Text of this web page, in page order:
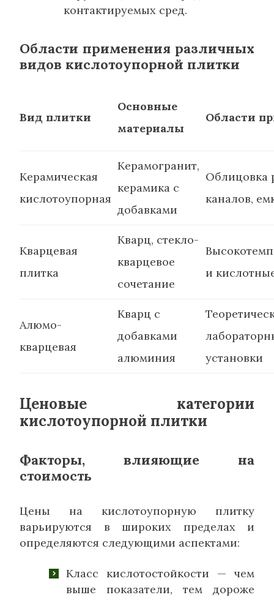
контактируемых сред.
Области применения различных
видов кислотоупорной плитки
Вид плитки
Основные
материалы
Области
Керамическая
кислотоупорная
Керамогранит,
керамика с
добавками
Облицовка
каналов,
Кварцевая
плитка
Кварц, стекло-
кварцевое
сочетание
и
Алюмо-
кварцевая
Кварц с
добавками
алюминия
установки
Ценовые категории
кислотоупорной плитки
Факторы, влияющие на
стоимость
Цены на кислотоупорную плитку
варьируются в широких пределах и
определяются следующими аспектами:
Класс кислотостойкости — чем
выше показатели, тем дороже